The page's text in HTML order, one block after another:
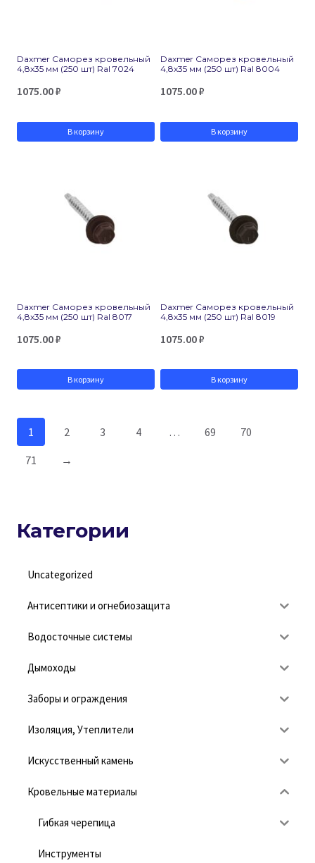
Daxmer Саморез кровельный
4,8х35 мм (250 шт) Ral 7024
1075.00₽
В корзину
Daxmer Саморез кровельный
4,8х35 мм (250 шт) Ral 8004
1075.00₽
В корзину
Daxmer Саморез кровельный
4,8х35 мм (250 шт) Ral 8017
1075.00₽
В корзину
Daxmer Саморез кровельный
4,8х35 мм (250 шт) Ral 8019
1075.00₽
В корзину
1 2 3 4 … 69
70
71
→
Категории
Uncategorized
Антисептики и огнебиозащита
Водосточные системы
Дымоходы
Заборы и ограждения
Изоляция, Утеплители
Искусственный камень
Кровельные материалы
Гибкая черепица
Инструменты